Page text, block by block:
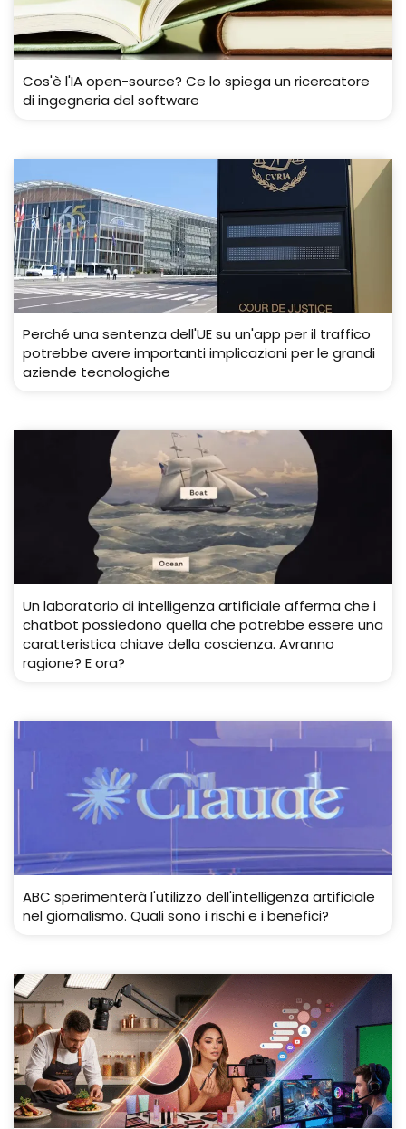
Cos'è l'IA open-source? Ce lo spiega un ricercatore
di ingegneria del software
Perché una sentenza dell'UE su un'app per il traffico
potrebbe avere importanti implicazioni per le grandi
aziende tecnologiche
Un laboratorio di intelligenza artificiale afferma che i
chatbot possiedono quella che potrebbe essere una
caratteristica chiave della coscienza. Avranno
ragione? E ora?
ABC sperimenterà l'utilizzo dell'intelligenza artificiale
nel giornalismo. Quali sono i rischi e i benefici?